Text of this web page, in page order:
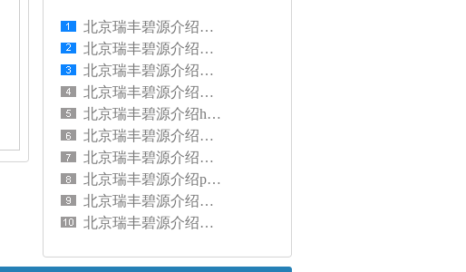
北京瑞丰碧源介绍供暖管pert地暖管怎么选择
北京瑞丰碧源介绍铺设pert地暖管步骤
北京瑞丰碧源介绍联塑PERT地暖管是什么管材
北京瑞丰碧源介绍联塑PE排水管道怎么连接安装
北京瑞丰碧源介绍hdpe双壁波纹管外径及壁厚是多少
北京瑞丰碧源介绍什么材质的水管好用
北京瑞丰碧源介绍家用水管怎么选
北京瑞丰碧源介绍pvc排水管品牌怎么选
北京瑞丰碧源介绍联塑pvc管分类及规格介绍
北京瑞丰碧源介绍联塑hdpe双壁波纹管连接方式有哪些